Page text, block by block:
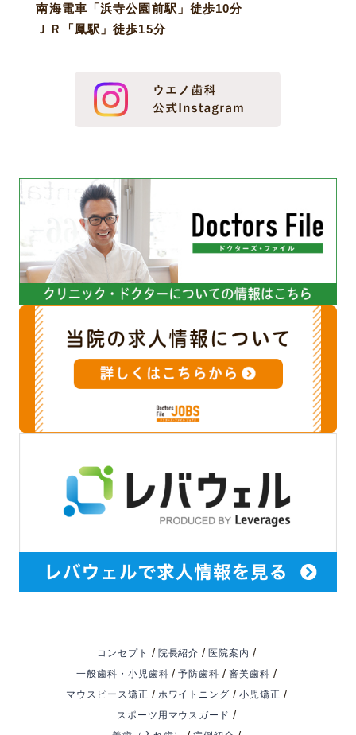
南海電車「浜寺公園前駅」徒歩10分
ＪＲ「鳳駅」徒歩15分
コンセプト / 院長紹介 / 医院案内 /
一般歯科・小児歯科 / 予防歯科 / 審美歯科 /
マウスピース矯正 / ホワイトニング / 小児矯正 /
スポーツ用マウスガード /